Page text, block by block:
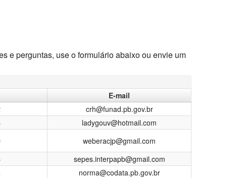
e perguntas, use o formulário abaixo ou envie um
E-mail
crh@funad.pb.gov.br
ladygouv@hotmail.com
weberacjp@gmail.com
sepes.interpapb@gmail.com
norma@codata.pb.gov.br